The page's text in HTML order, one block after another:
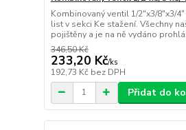
Kombinovaný ventil 1/2"x3/8"x3/4"
list v sekci Ke stažení. Všechny
pojištěny a je na ně vydáno
346,50 Kč
233,20 Kč/ks
192,73 Kč bez DPH
Přidat do